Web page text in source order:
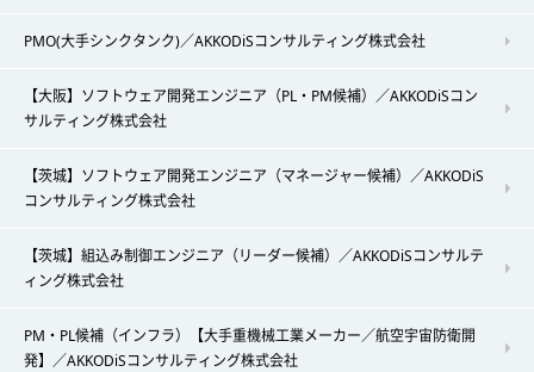
PMO(大手シンクタンク)／AKKODiSコンサルティング株式会社
【大阪】ソフトウェア開発エンジニア（PL・PM候補）／AKKODiSコン
サルティング株式会社
【茨城】ソフトウェア開発エンジニア（マネージャー候補）／AKKODiS
コンサルティング株式会社
【茨城】組込み制御エンジニア（リーダー候補）／AKKODiSコンサルテ
ィング株式会社
PM・PL候補（インフラ）【大手重機械工業メーカー／航空宇宙防衛開
発】／AKKODiSコンサルティング株式会社